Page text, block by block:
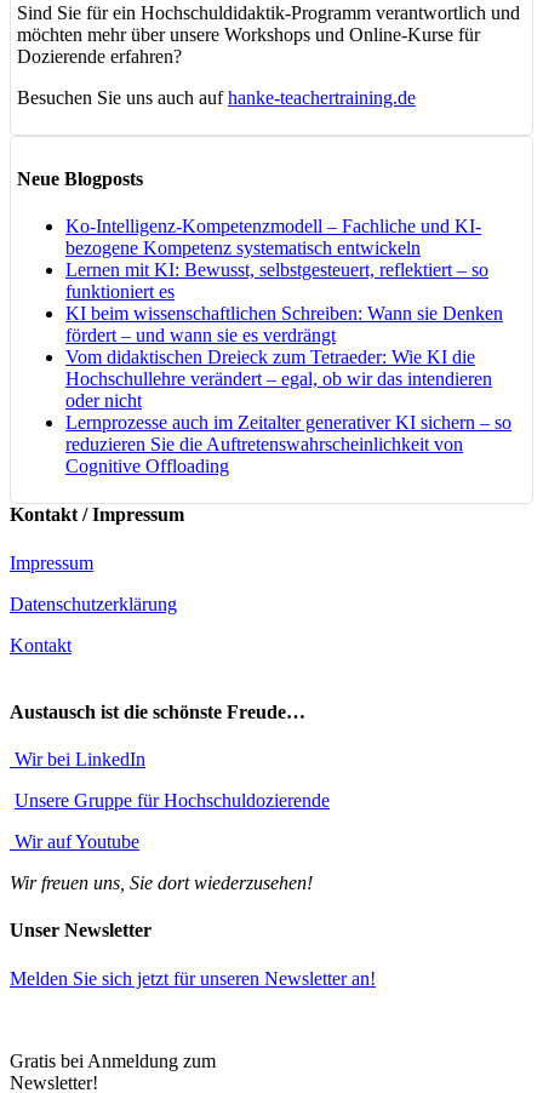
Sind Sie für ein Hochschuldidaktik-Programm verantwortlich und
möchten mehr über unsere Workshops und Online-Kurse für
Dozierende erfahren?
Besuchen Sie uns auch aufhanke-teachertraining.de
Neue Blogposts
Ko-Intelligenz-Kompetenzmodell – Fachliche und KI-
bezogene Kompetenz systematisch entwickeln
Lernen mit KI: Bewusst, selbstgesteuert, reflektiert – so
funktioniert es
KI beim wissenschaftlichen Schreiben: Wann sie Denken
fördert – und wann sie es verdrängt
Vom didaktischen Dreieck zum Tetraeder: Wie KI die
Hochschullehre verändert – egal, ob wir das intendieren
oder nicht
Lernprozesse auch im Zeitalter generativer KI sichern – so
reduzieren Sie die Auftretenswahrscheinlichkeit von
Cognitive Offloading
Kontakt / Impressum
Impressum
Datenschutzerklärung
Kontakt
Austausch ist die schönste Freude…
Wir bei LinkedIn
Unsere Gruppe für Hochschuldozierende
Wir auf Youtube
Wir freuen uns, Sie dort wiederzusehen!
Unser Newsletter
Melden Sie sich jetzt für unseren Newsletter an!
Gratis bei Anmeldung zum
Newsletter!